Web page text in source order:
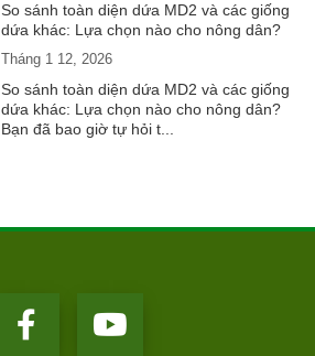
So sánh toàn diện dứa MD2 và các giống
dứa khác: Lựa chọn nào cho nông dân?
Tháng 1 12, 2026
So sánh toàn diện dứa MD2 và các giống
dứa khác: Lựa chọn nào cho nông dân?
Bạn đã bao giờ tự hỏi t...